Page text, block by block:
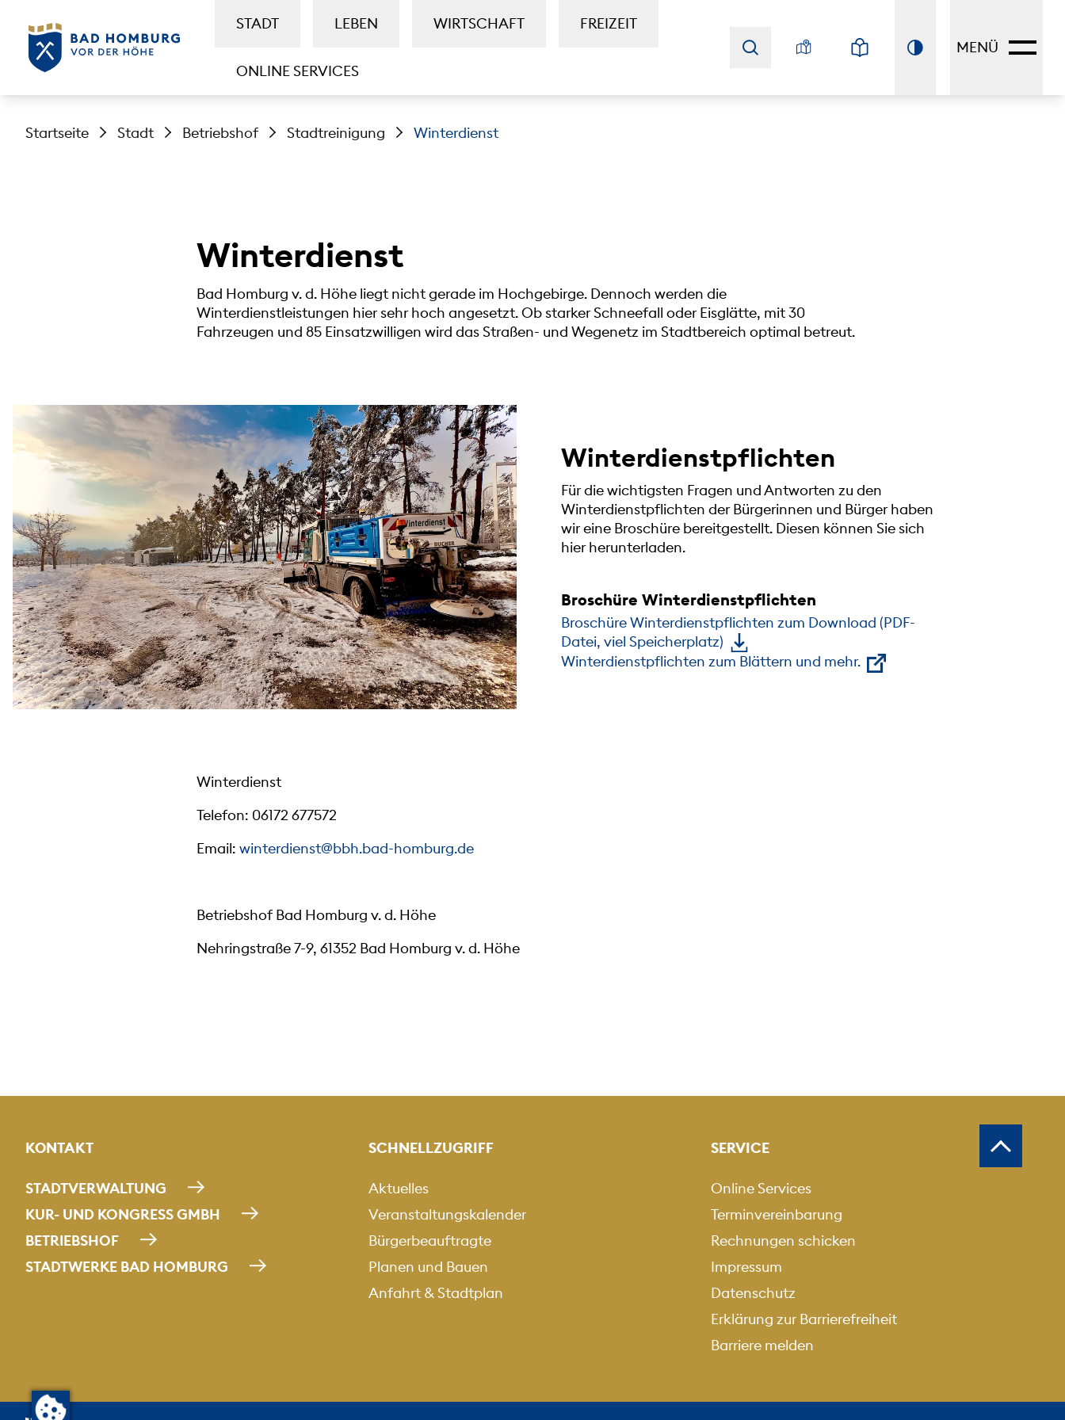
STADT LEBEN WIRTSCHAFT FREIZEIT
ONLINE SERVICES
MENÜ
Startseite Stadt Betriebshof Stadtreinigung Winterdienst
Winterdienst
Bad Homburg v. d. Höhe liegt nicht gerade im Hochgebirge. Dennoch werden die
Winterdienstleistungen hier sehr hoch angesetzt. Ob starker Schneefall oder Eisglätte, mit 30
Fahrzeugen und 85 Einsatzwilligen wird das Straßen- und Wegenetz im Stadtbereich optimal betreut.
Winterdienstpflichten
Für die wichtigsten Fragen und Antworten zu den
Winterdienstpflichten der Bürgerinnen und Bürger haben
wir eine Broschüre bereitgestellt. Diesen können Sie sich
hier herunterladen.
Broschüre Winterdienstpflichten
Broschüre Winterdienstpflichten zum Download (PDF-
Datei, viel Speicherplatz)
Winterdienstpflichten zum Blättern und mehr.
Winterdienst
Telefon: 06172 677572
Email: winterdienst@bbh.bad-homburg.de
Betriebshof Bad Homburg v. d. Höhe
Nehringstraße 7-9, 61352 Bad Homburg v. d. Höhe
KONTAKT
STADTVERWALTUNG
KUR- UND KONGRESS GMBH
BETRIEBSHOF
STADTWERKE BAD HOMBURG
SCHNELLZUGRIFF
Aktuelles
Veranstaltungskalender
Bürgerbeauftragte
Planen und Bauen
Anfahrt & Stadtplan
SERVICE
Online Services
Terminvereinbarung
Rechnungen schicken
Impressum
Datenschutz
Erklärung zur Barrierefreiheit
Barriere melden